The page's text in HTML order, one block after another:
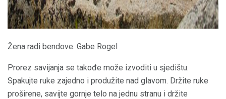
Žena radi bendove. Gabe Rogel
Prorez savijanja se takođe može izvoditi u sjedištu.
Spakujte ruke zajedno i produžite nad glavom. Držite ruke
proširene, savijte gornje telo na jednu stranu i držite